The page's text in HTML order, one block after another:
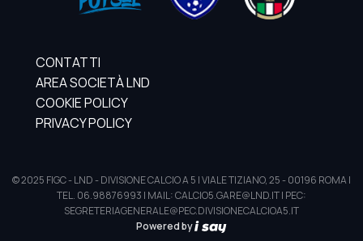
CONTATTI
AREA SOCIETÀ LND
COOKIE POLICY
PRIVACY POLICY
© 2025 FIGC - LND - DIVISIONE CALCIO A 5 | VIALE TIZIANO, 25 - 00196 ROMA |
TEL. 06.98876993 | MAIL: CALCIO5.GARE@LND.IT | PEC:
SEGRETERIAGENERALE@PEC.DIVISIONECALCIOA5.IT
Powered by